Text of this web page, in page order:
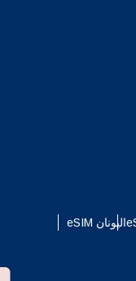
اليونان eSIM